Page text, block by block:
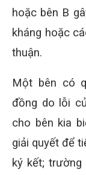
hoặc bên B
kháng hoặc
thuận.
Một bên có
đồng do lỗi
cho bên kia
giải quyết để
ký kết;